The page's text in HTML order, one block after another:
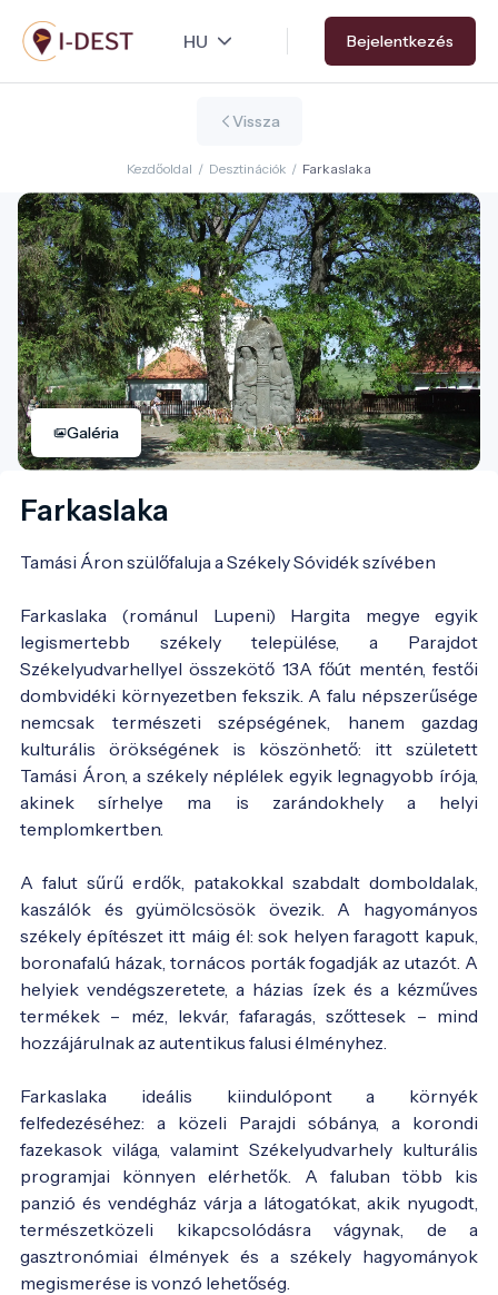
Ugrás
a
tartalomra
Bejelentkezés
Vissza
Kezdőoldal / Desztinációk / Farkaslaka
Galéria
Farkaslaka
Tamási Áron szülőfaluja a Székely Sóvidék szívében
Farkaslaka (románul Lupeni) Hargita megye egyik
legismertebb székely települése, a Parajdot
Székelyudvarhellyel összekötő 13A főút mentén, festői
dombvidéki környezetben fekszik. A falu népszerűsége
nemcsak természeti szépségének, hanem gazdag
kulturális örökségének is köszönhető: itt született
Tamási Áron, a székely néplélek egyik legnagyobb írója,
akinek sírhelye ma is zarándokhely a helyi
templomkertben.
A falut sűrű erdők, patakokkal szabdalt domboldalak,
kaszálók és gyümölcsösök övezik. A hagyományos
székely építészet itt máig él: sok helyen faragott kapuk,
boronafalú házak, tornácos porták fogadják az utazót. A
helyiek vendégszeretete, a házias ízek és a kézműves
termékek – méz, lekvár, fafaragás, szőttesek – mind
hozzájárulnak az autentikus falusi élményhez.
Farkaslaka ideális kiindulópont a környék
felfedezéséhez: a közeli Parajdi sóbánya, a korondi
fazekasok világa, valamint Székelyudvarhely kulturális
programjai könnyen elérhetők. A faluban több kis
panzió és vendégház várja a látogatókat, akik nyugodt,
természetközeli kikapcsolódásra vágynak, de a
gasztronómiai élmények és a székely hagyományok
megismerése is vonzó lehetőség.